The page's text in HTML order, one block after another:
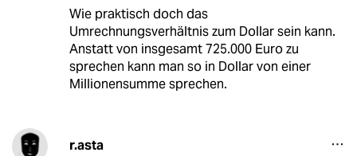
Wie praktisch doch das
Umrechnungsverhältnis zum Dollar sein kann.
Anstatt von insgesamt 725.000 Euro zu
sprechen kann man so in Dollar von einer
Millionensumme sprechen.
r.asta